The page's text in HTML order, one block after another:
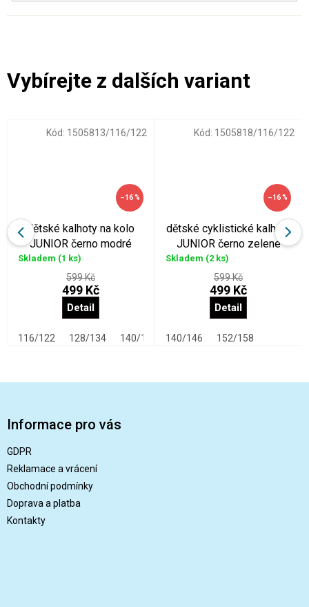
–16 %
dětské kalhoty na kolo
JUNIOR černo modré
Skladem (1 ks)
599 Kč
499 Kč
Detail
116/122 128/134 140/146 152/158
Kód: 1505813/116/122
–16 %
dětské cyklistické kalhoty
JUNIOR černo zelené
Skladem (2 ks)
599 Kč
499 Kč
Detail
140/146 152/158
Kód: 1505818/116/122
Informace pro vás
GDPR
Reklamace a vrácení
Obchodní podmínky
Doprava a platba
Kontakty